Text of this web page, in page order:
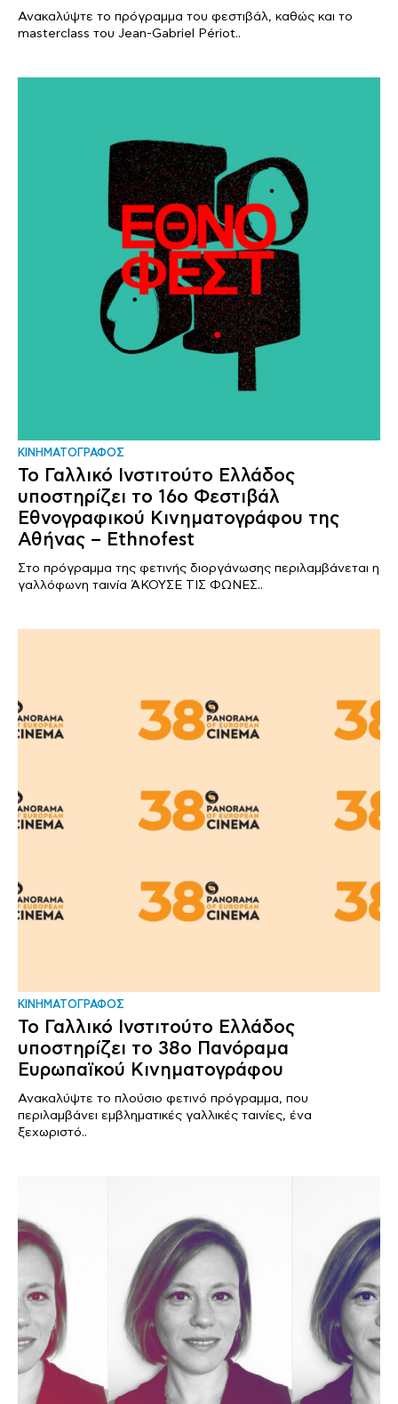
Ανακαλύψτε το πρόγραμμα του φεστιβάλ, καθώς και το
masterclass του Jean-Gabriel Périot..
ΚΙΝΗΜΑΤΟΓΡΑΦΟΣ
Το Γαλλικό Ινστιτούτο Ελλάδος
υποστηρίζει το 16ο Φεστιβάλ
Εθνογραφικού Κινηματογράφου της
Αθήνας – Ethnofest
Στο πρόγραμμα της φετινής διοργάνωσης περιλαμβάνεται η
γαλλόφωνη ταινία ΆΚΟΥΣΕ ΤΙΣ ΦΩΝΕΣ..
ΚΙΝΗΜΑΤΟΓΡΑΦΟΣ
Το Γαλλικό Ινστιτούτο Ελλάδος
υποστηρίζει το 38ο Πανόραμα
Ευρωπαϊκού Κινηματογράφου
Ανακαλύψτε το πλούσιο φετινό πρόγραμμα, που
περιλαμβάνει εμβληματικές γαλλικές ταινίες, ένα
ξεχωριστό..